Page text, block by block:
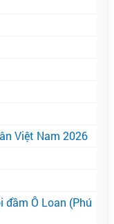
Việt Nam 2026
đầm Ô Loan (Phú